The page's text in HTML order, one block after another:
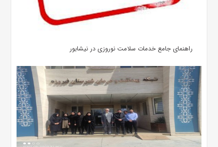
راهنمای جامع خدمات سلامت نوروزی در نیشابور